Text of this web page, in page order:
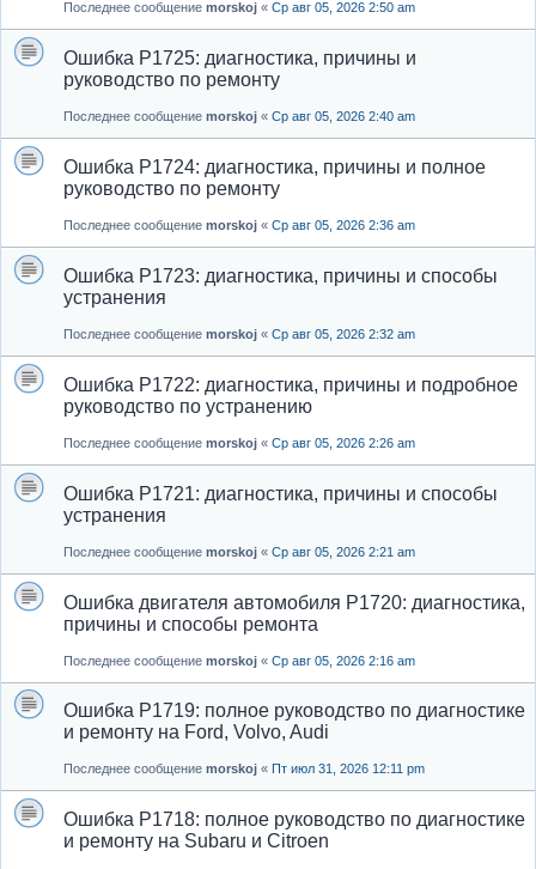
Последнее сообщение morskoj « Ср авг 05, 2026 2:50 am
Ошибка P1725: диагностика, причины и
руководство по ремонту
Последнее сообщение morskoj « Ср авг 05, 2026 2:40 am
Ошибка P1724: диагностика, причины и полное
руководство по ремонту
Последнее сообщение morskoj « Ср авг 05, 2026 2:36 am
Ошибка P1723: диагностика, причины и способы
устранения
Последнее сообщение morskoj « Ср авг 05, 2026 2:32 am
Ошибка P1722: диагностика, причины и подробное
руководство по устранению
Последнее сообщение morskoj « Ср авг 05, 2026 2:26 am
Ошибка P1721: диагностика, причины и способы
устранения
Последнее сообщение morskoj « Ср авг 05, 2026 2:21 am
Ошибка двигателя автомобиля P1720: диагностика,
причины и способы ремонта
Последнее сообщение morskoj « Ср авг 05, 2026 2:16 am
Ошибка P1719: полное руководство по диагностике
и ремонту на Ford, Volvo, Audi
Последнее сообщение morskoj « Пт июл 31, 2026 12:11 pm
Ошибка P1718: полное руководство по диагностике
и ремонту на Subaru и Citroen